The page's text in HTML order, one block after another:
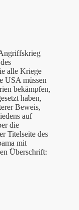
alle Kriege
USA müssen
bekämpfen,
haben,
Beweis,
auf
die
Titelseite des
mit
Überschrift: